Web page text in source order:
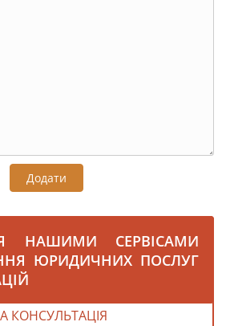
Додати
НАШИМИ СЕРВІСАМИ
ЮРИДИЧНИХ ПОСЛУГ
КОНСУЛЬТАЦІЯ